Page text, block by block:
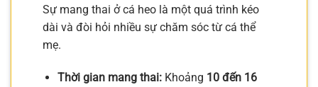
Sự mang thai ở cá heo là một quá trình kéo
dài và đòi hỏi nhiều sự chăm sóc từ cá thể
mẹ.
Thời gian mang thai:Khoảng 10 đến 16